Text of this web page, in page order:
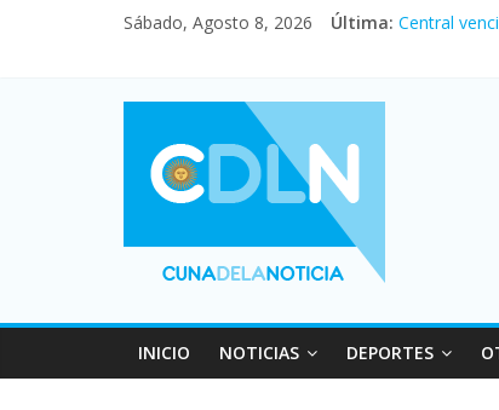
Sábado, Agosto 8, 2026 Última: Central
Fuerte
INICIO NOTICIAS DEPORTES